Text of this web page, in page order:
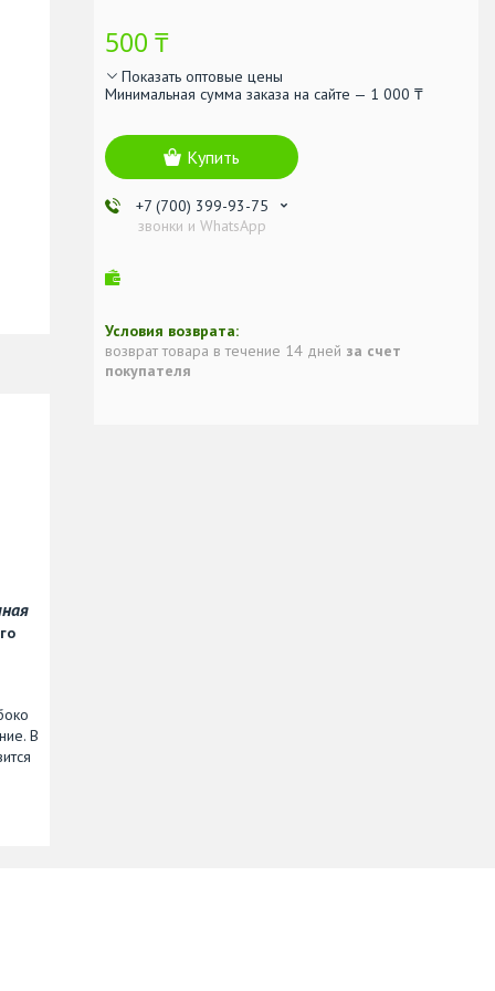
В
500 ₸
Показать оптовые цены
Минимальная сумма заказа на сайте — 1 000 ₸
Купить
+7 (700) 399-93-75
звонки и WhatsApp
возврат товара в течение 14 дней за счет
покупателя